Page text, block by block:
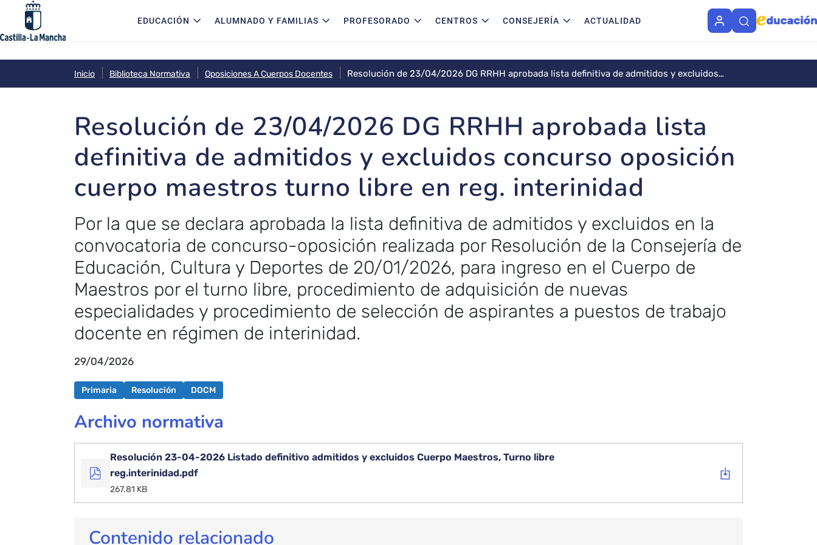
Pasar al contenido principalNavegación principal
EDUCACIÓN ALUMNADO Y FAMILIAS PROFESORADO CENTROS CONSEJERÍA ACTUALIDAD
Inicio Biblioteca Normativa Oposiciones A Cuerpos Docentes
Resolución de 23/04/2026 DG RRHH aprobada lista definitiva de admitidos y excluidos
concurso oposición cuerpo maestros turno libre en reg. interinidad
Resolución de 23/04/2026 DG RRHH aprobada lista
definitiva de admitidos y excluidos concurso oposición
cuerpo maestros turno libre en reg. interinidad
Por la que se declara aprobada la lista definitiva de admitidos y excluidos en la
convocatoria de concurso-oposición realizada por Resolución de la Consejería de
Educación, Cultura y Deportes de 20/01/2026, para ingreso en el Cuerpo de
Maestros por el turno libre, procedimiento de adquisición de nuevas
especialidades y procedimiento de selección de aspirantes a puestos de trabajo
docente en régimen de interinidad.
29/04/2026
Primaria Resolución DOCM
Archivo normativa
Resolución 23-04-2026 Listado definitivo admitidos y excluidos Cuerpo Maestros, Turno libre
reg.interinidad.pdf
267.81 KB
Contenido relacionado